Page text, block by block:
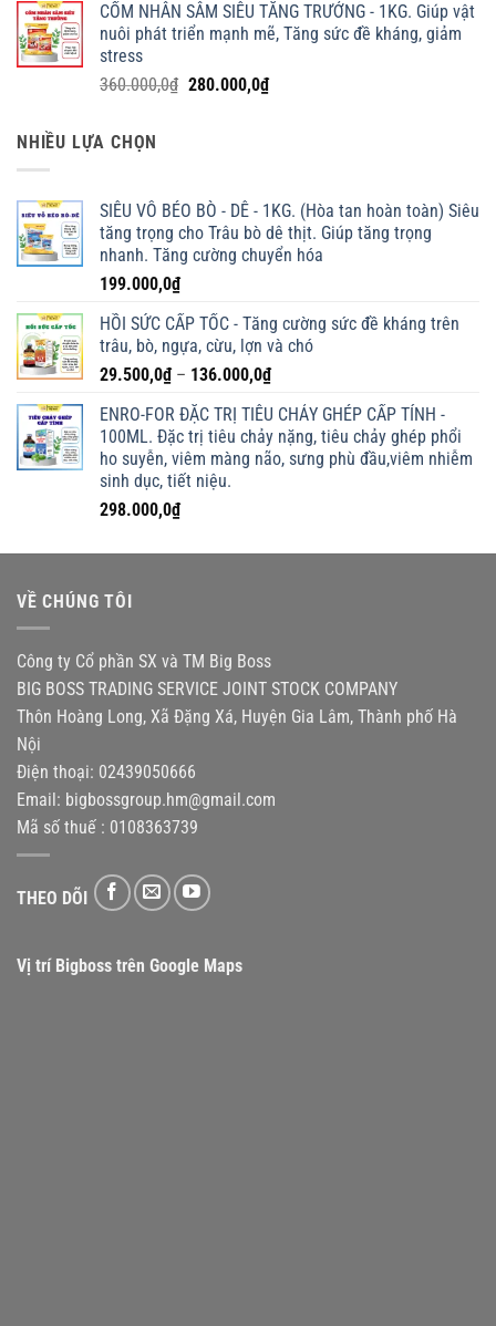
là:
250.000,0₫.
tại
là:
CỐM NHÂN SÂM SIÊU TĂNG TRƯỞNG - 1KG. Giúp vật
nuôi phát triển mạnh mẽ, Tăng sức đề kháng, giảm
stress
360.000,0₫ Giá
280.000,0₫Giá
NHIỀU LỰA CHỌN
SIÊU VỖ BÉO BÒ - DÊ - 1KG. (Hòa tan hoàn toàn) Siêu
tăng trọng cho Trâu bò dê thịt. Giúp tăng trọng
nhanh. Tăng cường chuyển hóa
199.000,0₫
HỒI SỨC CẤP TỐC - Tăng cường sức đề kháng trên
trâu, bò, ngựa, cừu, lợn và chó
29.500,0₫ – 136.000,0₫Khoảng
từ
29.500,0₫
đến
ENRO-FOR ĐẶC TRỊ TIÊU CHẢY GHÉP CẤP TÍNH -
100ML. Đặc trị tiêu chảy nặng, tiêu chảy ghép phổi
ho suyễn, viêm màng não, sưng phù đầu,viêm nhiễm
sinh dục, tiết niệu.
298.000,0₫
VỀ CHÚNG TÔI
Công ty Cổ phần SX và TM Big Boss
BIG BOSS TRADING SERVICE JOINT STOCK COMPANY
Thôn Hoàng Long, Xã Đặng Xá, Huyện Gia Lâm, Thành phố Hà
Nội
Điện thoại: 02439050666
Email: bigbossgroup.hm@gmail.com
Mã số thuế : 0108363739
THEO DÕI
Vị trí Bigboss trên Google Maps